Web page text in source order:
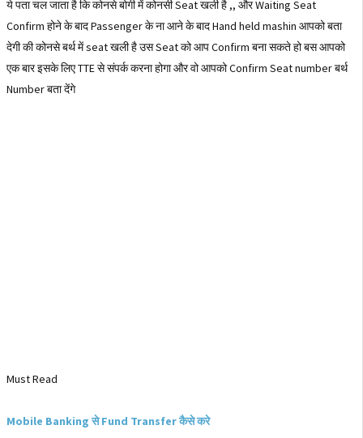
ये पता चल जाता है कि कोनसे बोगी में कोनसी Seat खली है ,, और Waiting Seat
Confirm होने के बाद Passenger के ना आने के बाद Hand held mashin आपको बता
देगी की कोनसे बर्थ में seat खली है उस Seat को आप Confirm बना सकते हो बस आपको
एक बार इसके लिए TTE से संपर्क करना होगा और वो आपको Confirm Seat number बर्थ
Number बता देंगे
Must Read
Mobile Banking से Fund Transfer कैसे करे